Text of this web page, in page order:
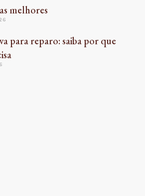
melhores
para reparo: saiba por que